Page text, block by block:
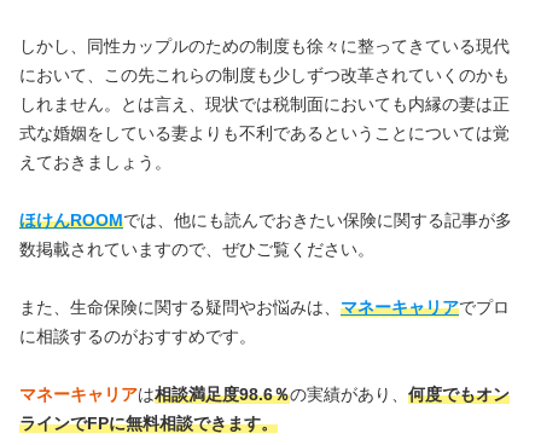
しかし、同性カップルのための制度も徐々に整ってきている現代
において、この先これらの制度も少しずつ改革されていくのかも
しれません。とは言え、現状では税制面においても内縁の妻は正
式な婚姻をしている妻よりも不利であるということについては覚
えておきましょう。
ほけんROOMでは、他にも読んでおきたい保険に関する記事が多
数掲載されていますので、ぜひご覧ください。
また、生命保険に関する疑問やお悩みは、 マネーキャリアでプロ
に相談するのがおすすめです。
マネーキャリアは相談満足度98.6％の実績があり、 何度でもオン
ラインでFPに無料相談できます。